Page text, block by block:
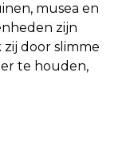
musea en
zijn
door slimme
te houden,